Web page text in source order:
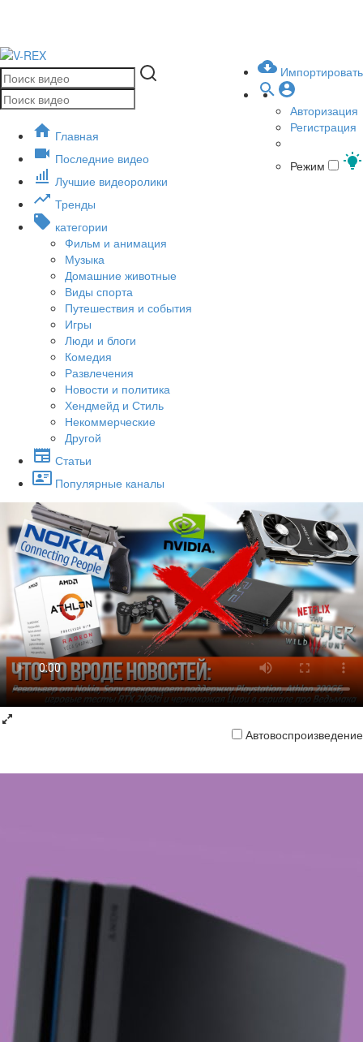
Импортировать
Авторизация
Регистрация
Режим
Главная
Последние видео
Лучшие видеоролики
Тренды
категории
Фильм и анимация
Музыка
Домашние животные
Виды спорта
Путешествия и события
Игры
Люди и блоги
Комедия
Развлечения
Новости и политика
Хендмейд и Стиль
Некоммерческие
Другой
Статьи
Популярные каналы
Автовоспроизведение